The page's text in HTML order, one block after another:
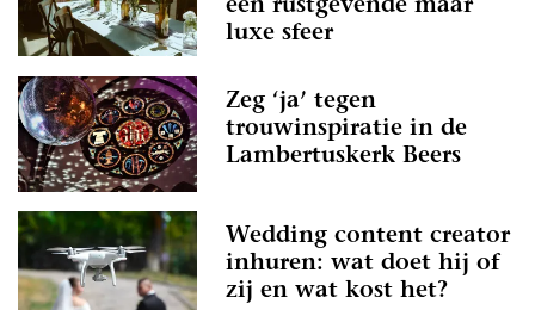
een rustgevende maar
luxe sfeer
Zeg ‘ja’ tegen
trouwinspiratie in de
Lambertuskerk Beers
Wedding content creator
inhuren: wat doet hij of
zij en wat kost het?